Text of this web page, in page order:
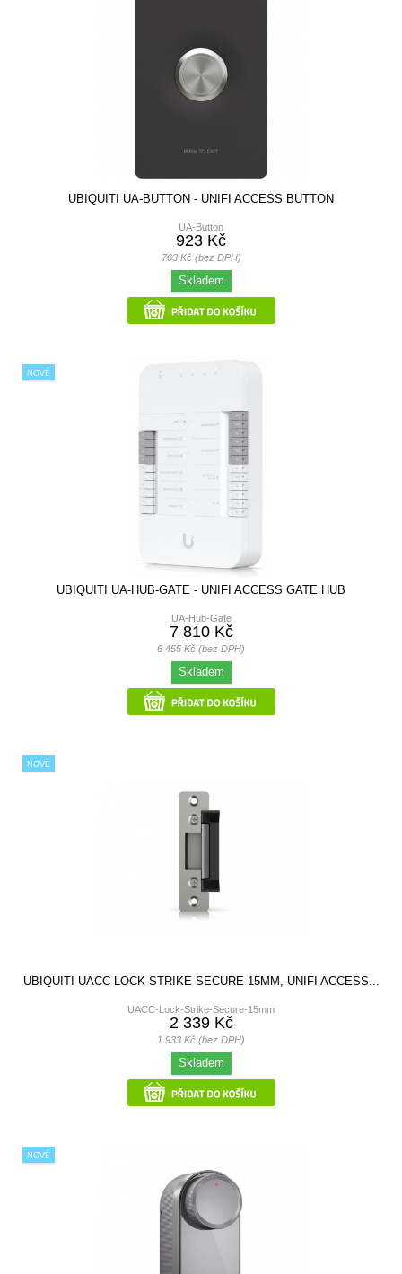
UBIQUITI UA-BUTTON - UNIFI ACCESS BUTTON
UA-Button
923 Kč
763 Kč (bez DPH)
Skladem
NOVÉ
UBIQUITI UA-HUB-GATE - UNIFI ACCESS GATE HUB
UA-Hub-Gate
7 810 Kč
6 455 Kč (bez DPH)
Skladem
NOVÉ
UBIQUITI UACC-LOCK-STRIKE-SECURE-15MM, UNIFI ACCESS...
UACC-Lock-Strike-Secure-15mm
2 339 Kč
1 933 Kč (bez DPH)
Skladem
NOVÉ